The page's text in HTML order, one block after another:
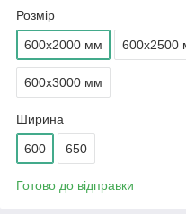
Розмір
600х2000 мм 600х2500
600х3000 мм
Ширина
600 650
Готово до відправки